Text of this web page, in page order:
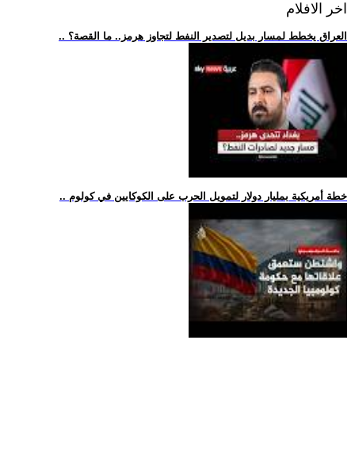
اخر الافلام
.. العراق يخطط لمسار بديل لتصدير النفط لتجاوز هرمز.. ما القصة؟
.. خطة أمريكية بمليار دولار لتمويل الحرب على الكوكايين في كولوم